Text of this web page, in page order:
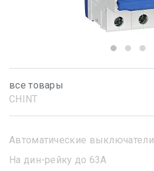
все товары
CHINT
Автоматические выключатели
На дин-рейку до 63А